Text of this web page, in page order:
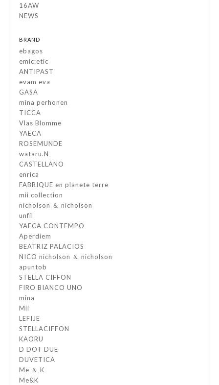
16AW
NEWS
BRAND
ebagos
emic:etic
ANTIPAST
evam eva
GASA
mina perhonen
TICCA
Vlas Blomme
YAECA
ROSEMUNDE
wataru.N
CASTELLANO
enrica
FABRIQUE en planete terre
mii collection
nicholson ＆ nicholson
unfil
YAECA CONTEMPO
Aperdiem
BEATRIZ PALACIOS
NICO nicholson ＆ nicholson
apuntob
STELLA CIFFON
FIRO BIANCO UNO
mina
Mii
LEFIJE
STELLACIFFON
KAORU
D DOT DUE
DUVETICA
Me ＆ K
Me&K